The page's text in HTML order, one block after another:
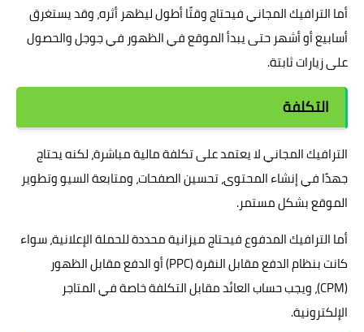
أما الترافيك المجاني فيحتاج وقتًا أطول ليظهر أثره، وقد يستغرق
أسابيع أو أشهر حتى يبدأ الموقع في الظهور في جوجل والحصول
على زيارات ثابتة.
التكلفة
الترافيك المجاني لا يعتمد على تكلفة مالية مباشرة، لكنه يحتاج
جهدًا في إنشاء المحتوى، تحسين الصفحات، ومتابعة السيو وتطوير
الموقع بشكل مستمر.
أما الترافيك المدفوع فيحتاج ميزانية محددة للحملة الإعلانية، سواء
كانت بنظام الدفع مقابل النقرة (PPC) أو الدفع مقابل الظهور
(CPM)، ويجب حساب العائد مقابل التكلفة خاصة في المتاجر
الإلكترونية.